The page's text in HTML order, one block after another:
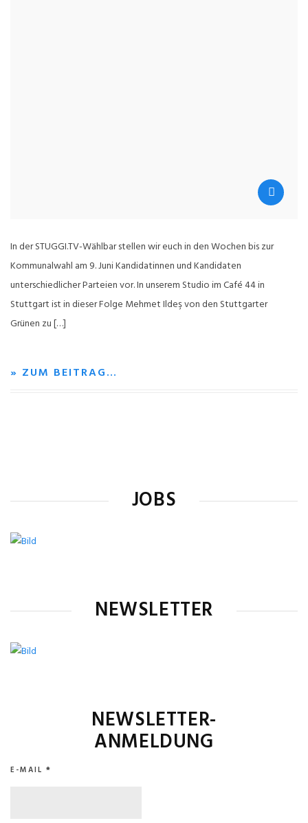
In der STUGGI.TV-Wählbar stellen wir euch in den Wochen bis zur
Kommunalwahl am 9. Juni Kandidatinnen und Kandidaten
unterschiedlicher Parteien vor. In unserem Studio im Café 44 in
Stuttgart ist in dieser Folge Mehmet Ildeş von den Stuttgarter
Grünen zu […]
» ZUM BEITRAG…
JOBS
NEWSLETTER
NEWSLETTER-
ANMELDUNG
E-MAIL *